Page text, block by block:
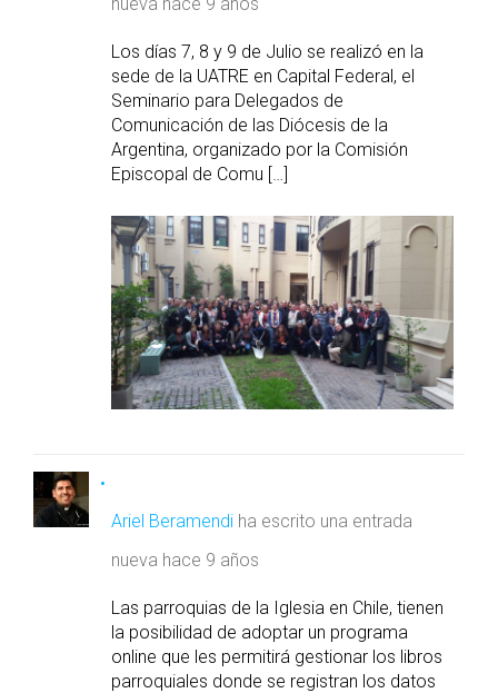
nueva hace 9 años
Los días 7, 8 y 9 de Julio se realizó en la
sede de la UATRE en Capital Federal, el
Seminario para Delegados de
Comunicación de las Diócesis de la
Argentina, organizado por la Comisión
Episcopal de Comu […]
Ariel Beramendi ha escrito una entrada
nueva hace 9 años
Las parroquias de la Iglesia en Chile, tienen
la posibilidad de adoptar un programa
online que les permitirá gestionar los libros
parroquiales donde se registran los datos